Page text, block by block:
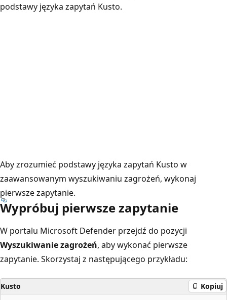
podstawy języka zapytań Kusto.
Aby zrozumieć podstawy języka zapytań Kusto w
zaawansowanym wyszukiwaniu zagrożeń, wykonaj
pierwsze zapytanie.
Wypróbuj pierwsze zapytanie
W portalu Microsoft Defender przejdź do pozycji
Wyszukiwanie zagrożeń, aby wykonać pierwsze
zapytanie. Skorzystaj z następującego przykładu:
Kusto Kopiuj